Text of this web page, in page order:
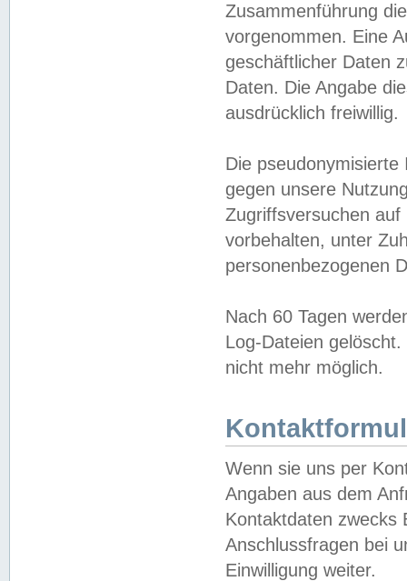
Zusammenführung
vorgenommen. Eine
geschäftlicher Daten
Daten. Die Angabe
ausdrücklich freiwillig.
Die
gegen unsere
Zugriffsversuchen
vorbehalten, unter
personenbezogenen
Nach 60 Tagen
Log-Dateien
nicht mehr möglich.
Wenn sie uns per
Angaben aus dem
Kontaktdaten zwecks
Anschlussfragen bei
Einwilligung weiter.